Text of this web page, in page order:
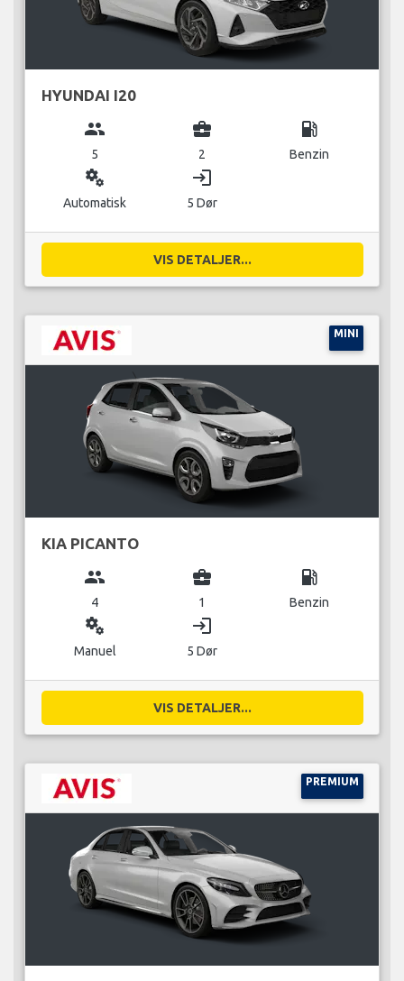
HYUNDAI I20
group
5
business_center
2
local_gas_station
Benzin
miscellaneous_services
Automatisk
login
5 Dør
VIS DETALJER...
MINI
KIA PICANTO
group
4
business_center
1
local_gas_station
Benzin
miscellaneous_services
Manuel
login
5 Dør
VIS DETALJER...
PREMIUM